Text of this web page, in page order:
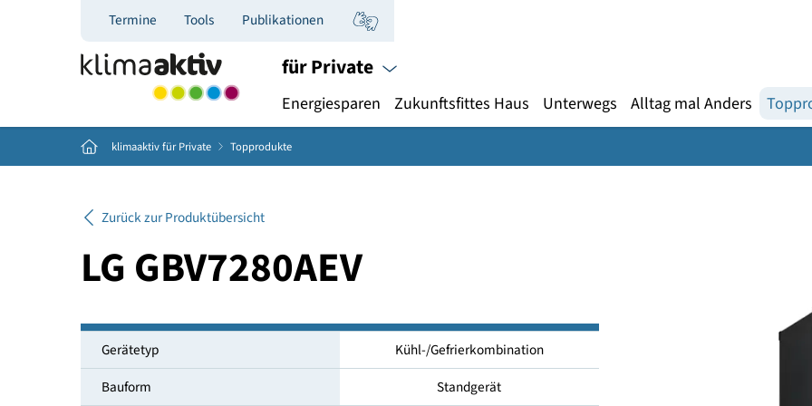
Termine Tools Publikationen
für Private
Energiesparen Zukunftsfittes Haus Unterwegs Alltag mal
Home klimaaktiv für Private Topprodukte
LG GBV7280AEV
Gerätetyp Kühl-/Gefrierkombination